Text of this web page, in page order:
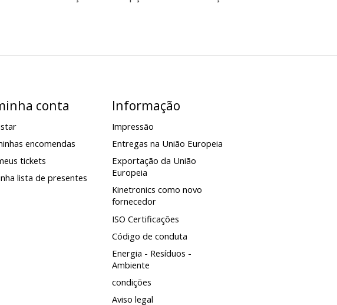
conta
encomendas
tickets
lista de presentes
Informação
Impressão
Entregas na União Europeia
Exportação da União
Europeia
Kinetronics como novo
fornecedor
ISO Certificações
Código de conduta
Energia - Resíduos -
Ambiente
condições
Aviso legal